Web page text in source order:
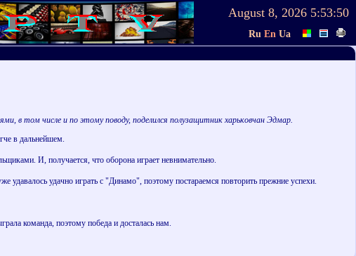
August 8, 2026 5:53:50
Ru En Ua
в том числе и по этому поводу, поделился полузащитник харьковчан Эдмар.
в дальнейшем.
И, получается, что оборона играет невнимательно.
удавалось удачно играть с "Динамо", поэтому постараемся повторить прежние успехи.
команда, поэтому победа и досталась нам.